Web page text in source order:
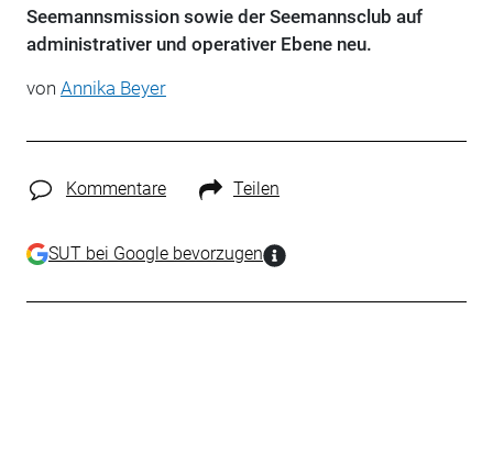
Seemannsmission sowie der Seemannsclub auf
administrativer und operativer Ebene neu.
von Annika Beyer
Kommentare Teilen
SUT bei Google bevorzugen